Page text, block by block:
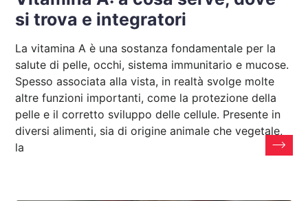
si trova e integratori
La vitamina A è una sostanza fondamentale per la
salute di pelle, occhi, sistema immunitario e mucose.
Spesso associata alla vista, in realtà svolge molte
altre funzioni importanti, come la protezione della
pelle e il corretto sviluppo delle cellule. Presente in
diversi alimenti, sia di origine animale che vegetale,
la